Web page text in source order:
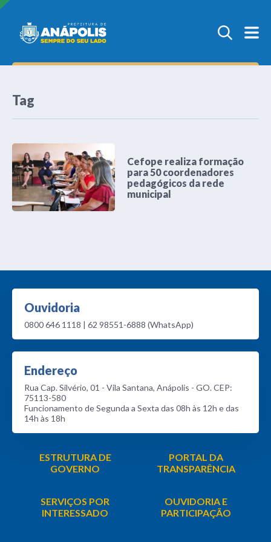
Tag
Cefope realiza formação
para 50 coordenadores
pedagógicos da rede
municipal
Ouvidoria
0800 646 1118 | 62 98551-6888 (WhatsApp)
Endereço
Rua Cap. Silvério, 01 - Vila Santana, Anápolis - GO. CEP:
75113-580
Funcionamento de Segunda a Sexta das 08h às 12h e das
14h às 18h
ESTRUTURA DE
GOVERNO
PORTAL DA
TRANSPARÊNCIA
SERVIÇOS POR
INTERESSADO
OUVIDORIA E
PARTICIPAÇÃO